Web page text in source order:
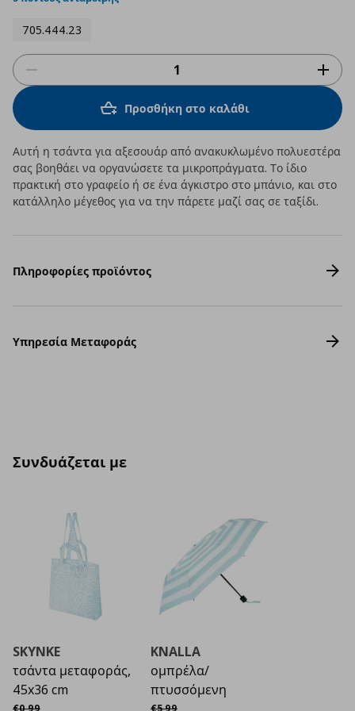
705.444.23
Προσθήκη στο καλάθι
Αυτή η τσάντα για αξεσουάρ από ανακυκλωμένο πολυεστέρα
σας βοηθάει να οργανώσετε τα μικροπράγματα. Το ίδιο
πρακτική στο γραφείο ή σε ένα άγκιστρο στο μπάνιο, και στο
κατάλληλο μέγεθος για να την πάρετε μαζί σας σε ταξίδι.
Πληροφορίες προϊόντος
Υπηρεσία Μεταφοράς
Συνδυάζεται με
SKYNKE
τσάντα μεταφοράς,
45x36 cm
€0,99
Αρχική τιμή
KNALLA
ομπρέλα/
πτυσσόμενη
€5,99
Αρχική τιμή